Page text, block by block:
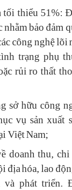
tối thiểu 51%:
bảo đảm
công nghệ lõi
trạng phụ
rủi ro thất
sở hữu công
vụ sản xuất
Việt Nam;
doanh thu,
địa hóa, lao
và phát triển.